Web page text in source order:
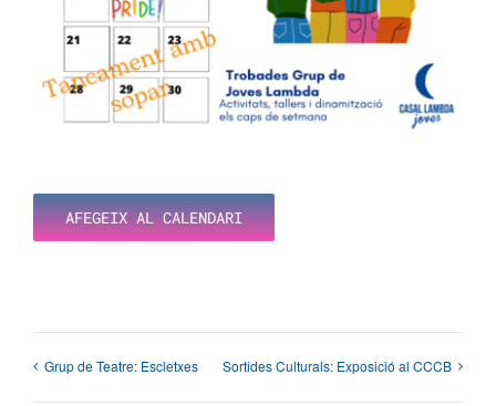
AFEGEIX AL CALENDARI
Grup de Teatre: Escletxes Sortides Culturals: Exposició al CCCB